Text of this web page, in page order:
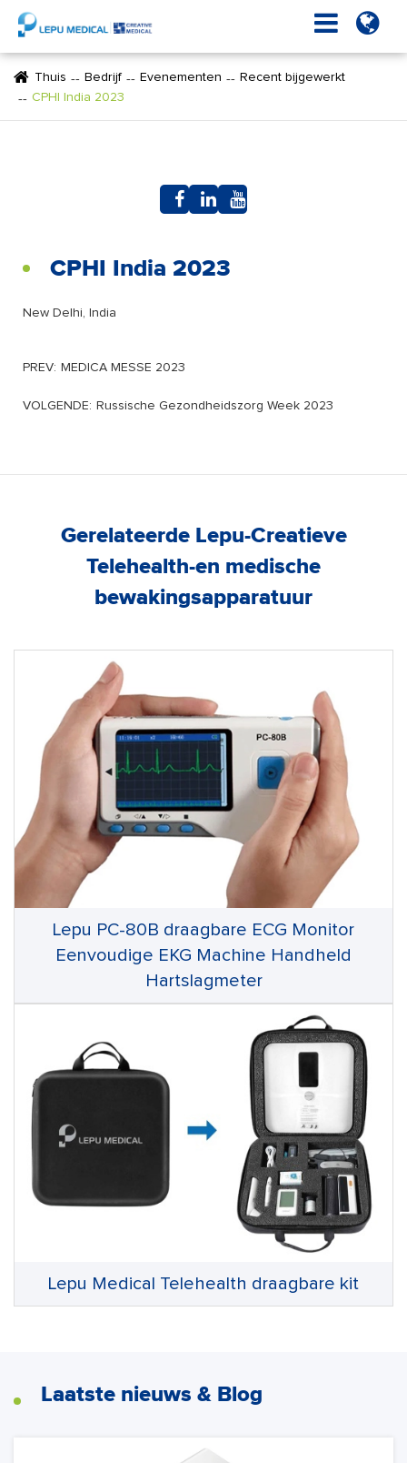
Thuis Bedrijf Evenementen
Recent bijgewerkt
CPHI India 2023
CPHI India 2023
New Delhi, India
PREV: MEDICA MESSE 2023
VOLGENDE: Russische Gezondheidszorg Week 2023
Gerelateerde Lepu-Creatieve
Telehealth-en medische
bewakingsapparatuur
Lepu PC-80B draagbare ECG Monitor
Eenvoudige EKG Machine Handheld
Hartslagmeter
Lepu Medical Telehealth draagbare kit
Laatste nieuws & Blog